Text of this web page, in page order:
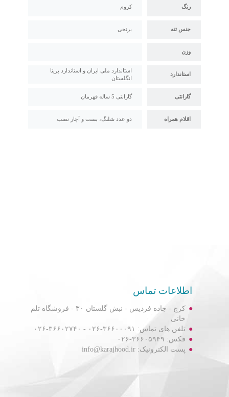
رنگ کروم
جنس تنه برنجی
وزن
استاندارد
استاندارد ملی ایران و استاندارد بریتا
انگلستان
گارانتی گارانتی 5 ساله قهرمان
اقلام همراه دو عدد شلنگ، بست و آچار نصب
اطلاعات تماس
کرج - جاده فردیس - نبش گلستان ۳۰ - فروشگاه تلم
خانی
تلفن های تماس: ۳۶۶۰۰۰۹۱-۰۲۶ - ۳۶۶۰۲۷۴۰-۰۲۶
فکس: ۳۶۶۰۵۹۴۹-۰۲۶
پست الکترونیک: info@karajhood.ir